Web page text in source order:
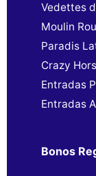
Vedettes
Moulin
Paradis
Crazy
Entradas
Entradas
Bonos